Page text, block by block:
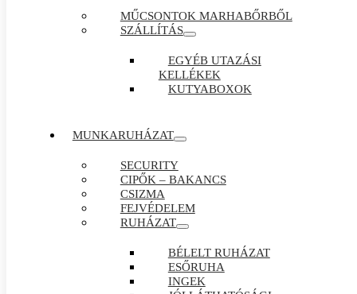
MŰCSONTOK MARHABŐRBŐL
SZÁLLÍTÁS
EGYÉB UTAZÁSI
KELLÉKEK
KUTYABOXOK
MUNKARUHÁZAT
SECURITY
CIPŐK – BAKANCS
CSIZMA
FEJVÉDELEM
RUHÁZAT
BÉLELT RUHÁZAT
ESŐRUHA
INGEK